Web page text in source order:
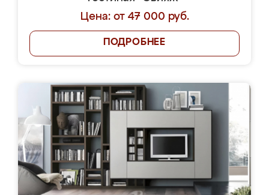
Цена: от 47 000 руб.
ПОДРОБНЕЕ